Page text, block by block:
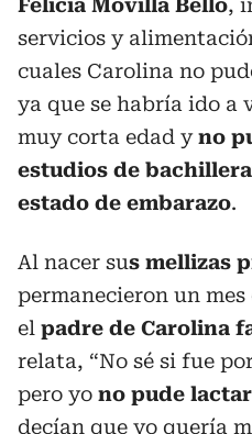
Felicia Movilla Bello,
servicios y
cuales Carolina no
ya que se habría ido a
muy corta edad yno
estudios de
estado de embarazo.
Al nacer sus mellizas
permanecieron un mes
el padre de Carolina
relata, “No sé si fue
pero yo no pude
decían que yo quería